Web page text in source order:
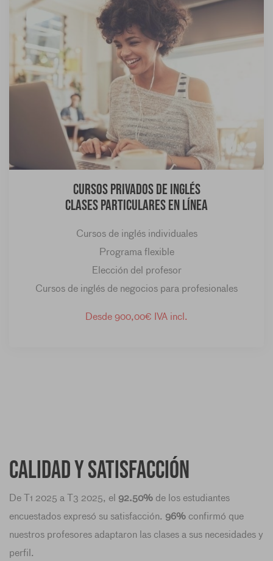
Cursos privados de inglés
Clases particulares en línea
Cursos de inglés individuales
Programa flexible
Elección del profesor
Cursos de inglés de negocios para profesionales
Desde 900,00€ IVA incl.
Calidad y satisfacción
De T1 2025 a T3 2025, el 92.50% de los estudiantes
encuestados expresó su satisfacción. 96% confirmó que
nuestros profesores adaptaron las clases a sus necesidades y
perfil.